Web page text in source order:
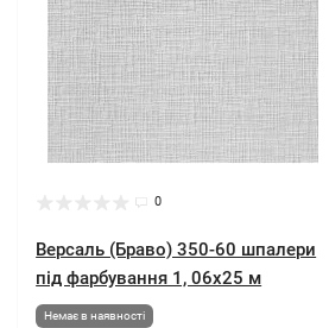
0
Версаль (Браво) 350-60 шпалери
під фарбування 1, 06x25 м
Немає в наявності